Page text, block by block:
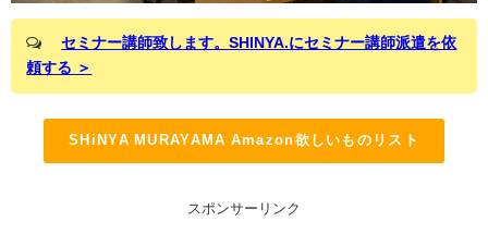
セミナー講師致します。SHINYA.にセミナー講師派遣を依
頼する ＞
SHiNYA MURAYAMA Amazon欲しいものリスト
スポンサーリンク